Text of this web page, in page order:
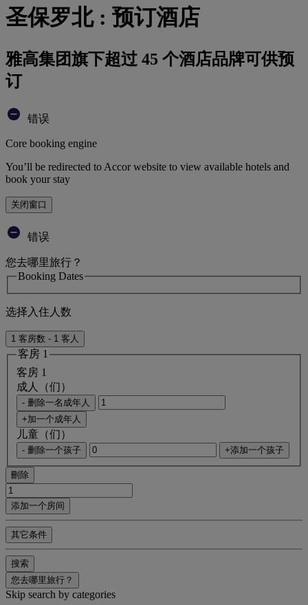
圣保罗北 : 预订酒店
雅高集团旗下超过 45 个酒店品牌可供预
订
错误
Core booking engine
You’ll be redirected to Accor website to view available hotels and
book your stay
关闭窗口
错误
您去哪里旅行？
Booking Dates
选择入住人数
1 客房数 - 1 客人
客房 1
客房 1
成人（们）
- 删除一名成年人
+加一个成年人
儿童（们）
- 删除一个孩子 +添加一个孩子
刪除
添加一个房间
其它条件
搜索
您去哪里旅行？
Skip search by categories